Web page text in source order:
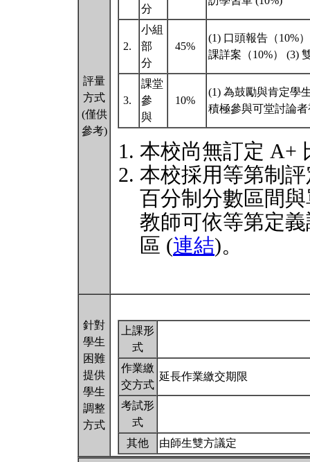
評量
方式
(僅供
參考)
分
2.
小組
部
分
45%
(1) 口頭報告（10%
課詳案（10%） (3)
3.
課堂
參
與
10%
(1) 為鼓勵與肯定學
積極參與可堂討論
本校尚無訂定 A+
本校採用等第制
百分制分數區間
教師可依等第定
區 (連結)。
針對
學生
困難
提供
學生
調整
方式
上課形
式
作業繳
交方式
延長作業繳交期限
考試形
式
其他
由師生雙方議定